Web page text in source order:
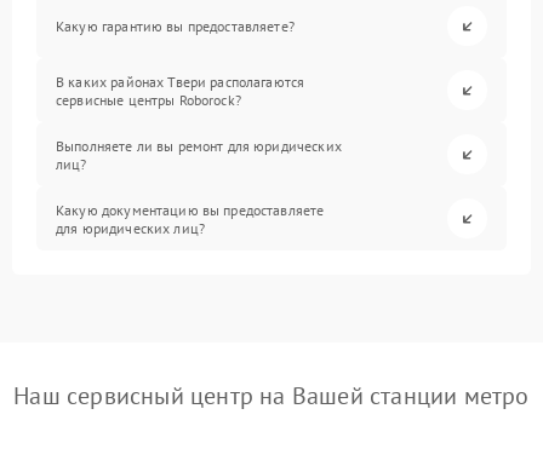
Какую гарантию вы предоставляете?
В каких районах Твери располагаются
сервисные центры Roborock?
Выполняете ли вы ремонт для юридических
лиц?
Какую документацию вы предоставляете
для юридических лиц?
Наш сервисный центр на Вашей станции метро